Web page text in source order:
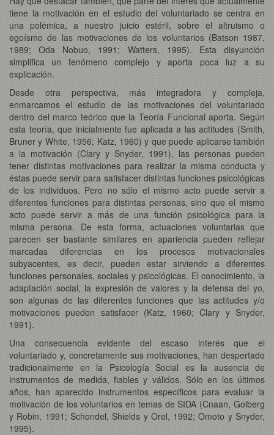
tiene la motivación en el estudio del voluntariado se centra en
una polémica, a nuestro juicio estéril, sobre el altruismo o
egoísmo de las motivaciones de los voluntarios (Batson 1987,
1989; Oda Nobuo, 1991; Watters, 1995). Esta disyunción
simplifica un fenómeno complejo y aporta poca luz a su
explicación.
Desde otra perspectiva, más integradora y compleja,
enmarcamos el estudio de las motivaciones del voluntariado
dentro del marco teórico que la Teoría Funcional aporta. Según
esta teoría, que inicialmente fue aplicada a las actitudes (Smith,
Bruner y White, 1956; Katz, 1960) y que puede aplicarse también
a la motivación (Clary y Snyder, 1991), las personas pueden
tener distintas motivaciones para realizar la misma conducta y
éstas puede servir para satisfacer distintas funciones psicológicas
de los individuos. Pero no sólo el mismo acto puede servir a
diferentes funciones para distintas personas, sino que el mismo
acto puede servir a más de una función psicológica para la
misma persona. De esta forma, actuaciones voluntarias que
parecen ser bastante similares en apariencia pueden reflejar
marcadas diferencias en los procesos motivacionales
subyacentes, es decir, pueden estar sirviendo a diferentes
funciones personales, sociales y psicológicas. El conocimiento, la
adaptación social, la expresión de valores y la defensa del yo,
son algunas de las diferentes funciones que las actitudes y/o
motivaciones pueden satisfacer (Katz, 1960; Clary y Snyder,
1991).
Una consecuencia evidente del escaso interés que el
voluntariado y, concretamente sus motivaciones, han despertado
tradicionalmente en la Psicología Social es la ausencia de
instrumentos de medida, fiables y válidos. Sólo en los últimos
años, han aparecido instrumentos específicos para evaluar la
motivación de los voluntarios en temas de SIDA (Cnaan, Golberg
y Robin, 1991; Schondel, Shields y Orel, 1992; Omoto y Snyder,
1995).